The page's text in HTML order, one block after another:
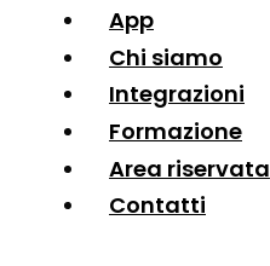
App
Chi siamo
Integrazioni
Formazione
Area riservata
Contatti